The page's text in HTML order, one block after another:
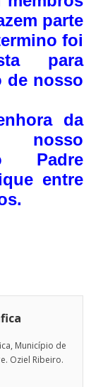
parte
foi
para
de nosso
da
nosso
Padre
entre
Município de
Oziel Ribeiro.